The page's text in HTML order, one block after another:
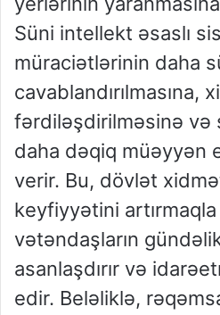
Süni intellekt əsaslı
müraciətlərinin daha
cavablandırılmasına,
fərdiləşdirilməsinə və
daha dəqiq müəyyən
verir. Bu, dövlət
keyfiyyətini artırmaqla
vətəndaşların
asanlaşdırır və
edir. Beləliklə,